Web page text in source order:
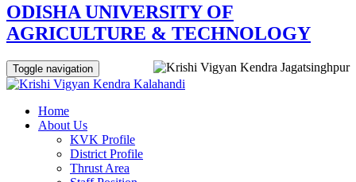
ODISHA UNIVERSITY OF
AGRICULTURE & TECHNOLOGY
Toggle navigation
Home
About Us
KVK Profile
District Profile
Thrust Area